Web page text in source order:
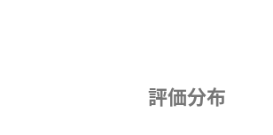
評価分布